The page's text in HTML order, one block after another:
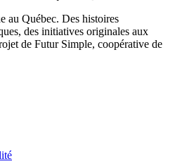
au Québec. Des histoires
des initiatives originales aux
de Futur Simple, coopérative de